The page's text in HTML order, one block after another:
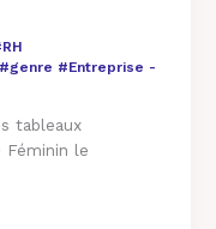
#Entreprise -
tableaux
Féminin le